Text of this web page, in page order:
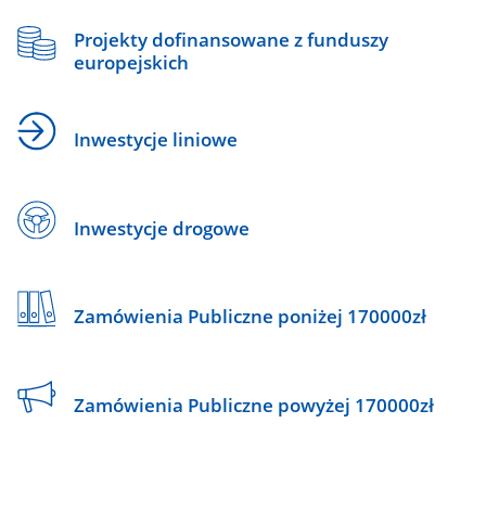
Projekty dofinansowane z funduszy
europejskich
Inwestycje liniowe
Inwestycje drogowe
Zamówienia Publiczne poniżej 170000zł
Zamówienia Publiczne powyżej 170000zł